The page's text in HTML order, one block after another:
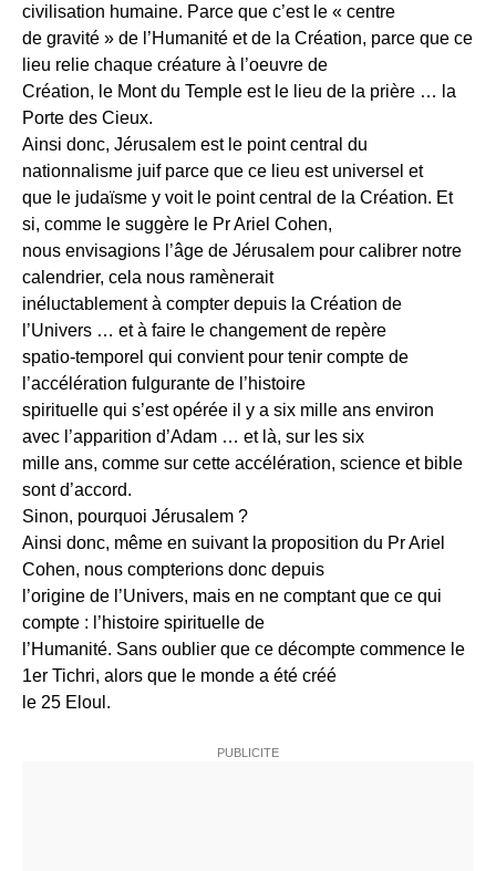
civilisation humaine. Parce que c’est le « centre
de gravité » de l’Humanité et de la Création, parce que ce
lieu relie chaque créature à l’oeuvre de
Création, le Mont du Temple est le lieu de la prière … la
Porte des Cieux.
Ainsi donc, Jérusalem est le point central du
nationnalisme juif parce que ce lieu est universel et
que le judaïsme y voit le point central de la Création. Et
si, comme le suggère le Pr Ariel Cohen,
nous envisagions l’âge de Jérusalem pour calibrer notre
calendrier, cela nous ramènerait
inéluctablement à compter depuis la Création de
l’Univers … et à faire le changement de repère
spatio-temporel qui convient pour tenir compte de
l’accélération fulgurante de l’histoire
spirituelle qui s’est opérée il y a six mille ans environ
avec l’apparition d’Adam … et là, sur les six
mille ans, comme sur cette accélération, science et bible
sont d’accord.
Sinon, pourquoi Jérusalem ?
Ainsi donc, même en suivant la proposition du Pr Ariel
Cohen, nous compterions donc depuis
l’origine de l’Univers, mais en ne comptant que ce qui
compte : l’histoire spirituelle de
l’Humanité. Sans oublier que ce décompte commence le
1er Tichri, alors que le monde a été créé
le 25 Eloul.